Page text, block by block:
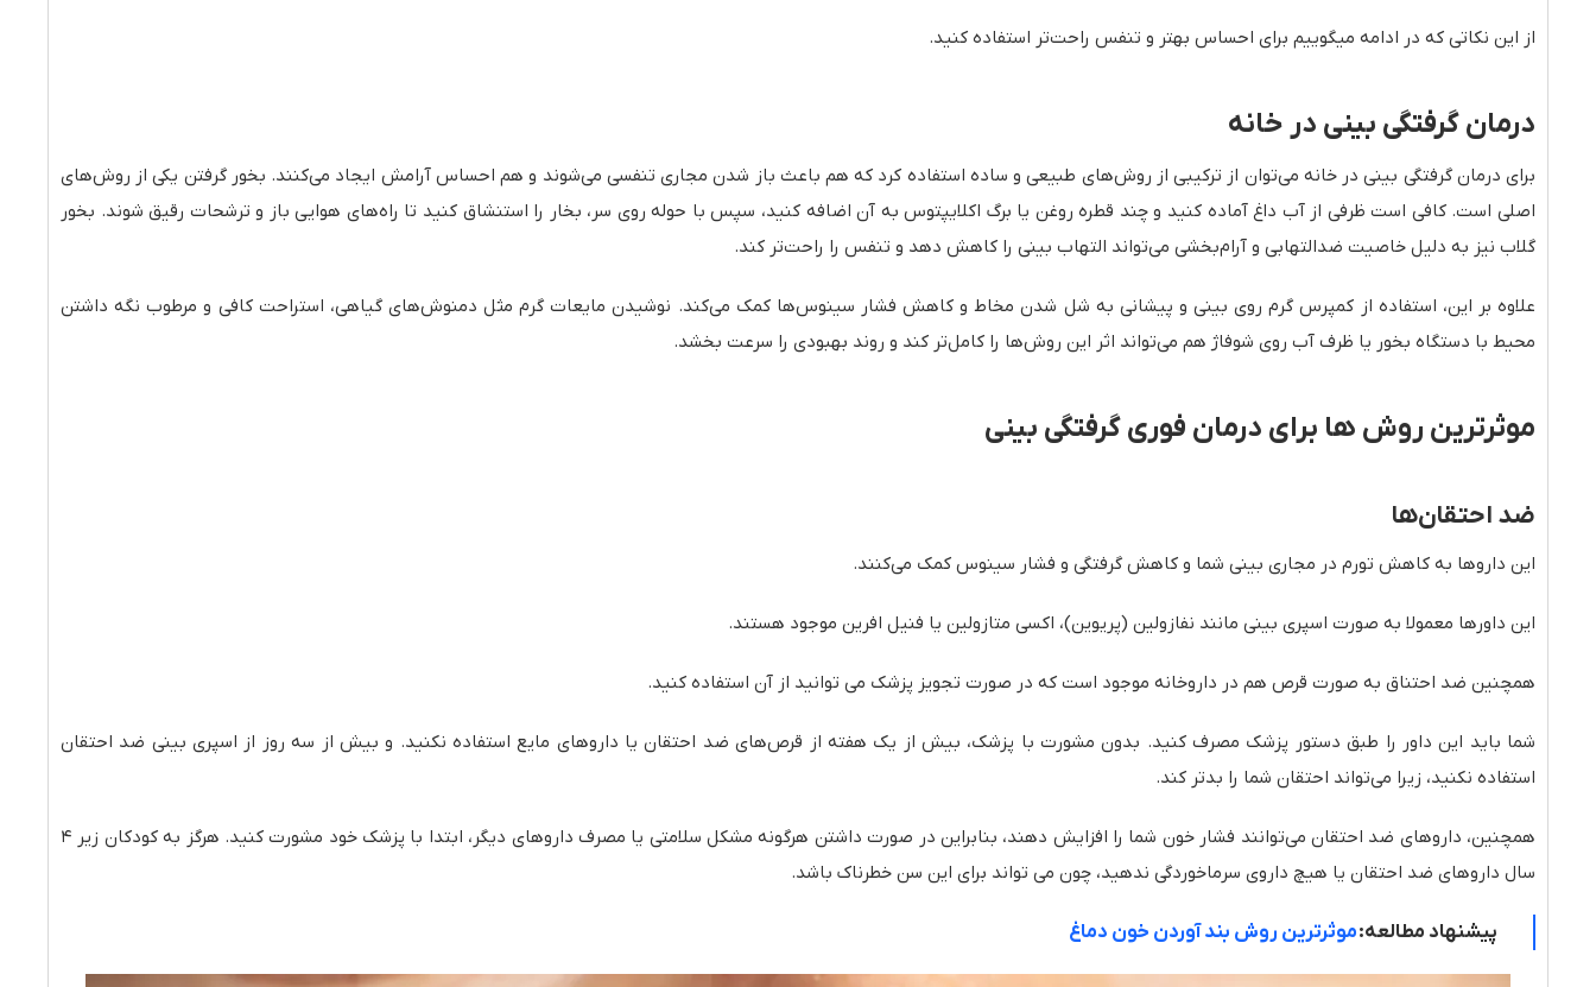
از این نکاتی که در ادامه میگوییم برای احساس بهتر و تنفس راحت‌تر استفاده کنید.
درمان گرفتگی بینی در خانه
برای درمان گرفتگی بینی در خانه می‌توان از ترکیبی از روش‌های طبیعی و ساده استفاده کرد که هم باعث باز شدن مجاری تنفسی می‌شوند و هم احساس آرامش ایجاد می‌کنند. بخور گرفتن یکی از روش‌های
اصلی است. کافی است ظرفی از آب داغ آماده کنید و چند قطره روغن یا برگ اکلایپتوس به آن اضافه کنید، سپس با حوله روی سر، بخار را استنشاق کنید تا راه‌های هوایی باز و ترشحات رقیق شوند. بخور
گلاب نیز به دلیل خاصیت ضدالتهابی و آرام‌بخشی می‌تواند التهاب بینی را کاهش دهد و تنفس را راحت‌تر کند.
علاوه بر این، استفاده از کمپرس گرم روی بینی و پیشانی به شل شدن مخاط و کاهش فشار سینوس‌ها کمک می‌کند. نوشیدن مایعات گرم مثل دمنوش‌های گیاهی، استراحت کافی و مرطوب نگه داشتن
محیط با دستگاه بخور یا ظرف آب روی شوفاژ هم می‌تواند اثر این روش‌ها را کامل‌تر کند و روند بهبودی را سرعت بخشد.
موثرترین روش ها برای درمان فوری گرفتگی بینی
ضد احتقان‌ها
این داروها به کاهش تورم در مجاری بینی شما و کاهش گرفتگی و فشار سینوس کمک می‌کنند.
این داورها معمولا به صورت اسپری بینی مانند نفازولین (پریوین)، اکسی متازولین یا فنیل افرین موجود هستند.
همچنین ضد احتناق به صورت قرص هم در داروخانه موجود است که در صورت تجویز پزشک می توانید از آن استفاده کنید.
شما باید این داور را طبق دستور پزشک مصرف کنید. بدون مشورت با پزشک، بیش از یک هفته از قرص‌های ضد احتقان یا داروهای مایع استفاده نکنید. و بیش از سه روز از اسپری بینی ضد احتقان
استفاده نکنید، زیرا می‌تواند احتقان شما را بدتر کند.
همچنین، داروهای ضد احتقان می‌توانند فشار خون شما را افزایش دهند، بنابراین در صورت داشتن هرگونه مشکل سلامتی یا مصرف داروهای دیگر، ابتدا با پزشک خود مشورت کنید. هرگز به کودکان زیر ۴
سال داروهای ضد احتقان یا هیچ داروی سرماخوردگی ندهید، چون می تواند برای این سن خطرناک باشد.
پیشنهاد مطالعه:موثرترین روش بند آوردن خون دماغ